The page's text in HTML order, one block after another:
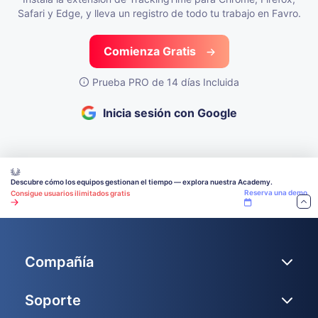
Safari y Edge, y lleva un registro de todo tu trabajo en Favro.
Comienza Gratis
Prueba PRO de 14 días Incluida
Inicia sesión con Google
Descubre cómo los equipos gestionan el tiempo — explora nuestra Academy.
Consigue usuarios ilimitados gratis
Reserva una demo
Compañía
Soporte